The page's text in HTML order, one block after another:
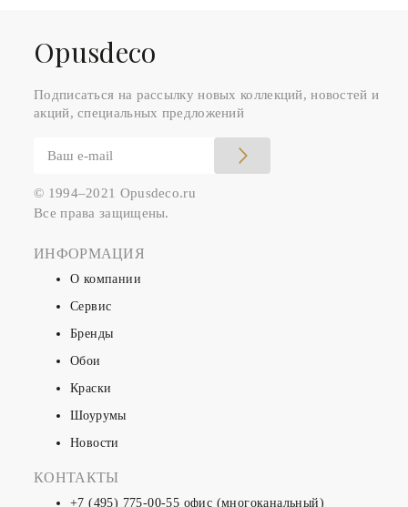
Оpusdeco
Подписаться на рассылку новых коллекций, новостей и
акций, специальных предложений
© 1994–2021 Opusdeco.ru
Все права защищены.
ИНФОРМАЦИЯ
О компании
Сервис
Бренды
Обои
Краски
Шоурумы
Новости
КОНТАКТЫ
+7 (495) 775-00-55 офис (многоканальный)